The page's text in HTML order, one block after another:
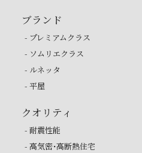
ブランド
- プレミアムクラス
- ソムリエクラス
- ルネッタ
- 平屋
クオリティ
- 耐震性能
- 高気密・高断熱住宅